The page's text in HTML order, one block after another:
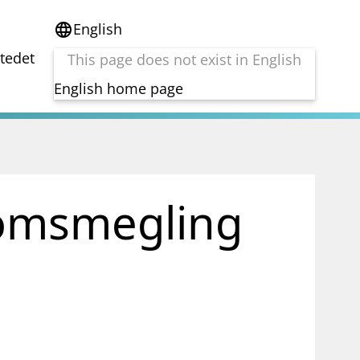
languageEnglish
This page does not exist in English
English home page
Folkefinansiering
Kryptoeiendelsloven (MiCA)
Overtakelsestilbud